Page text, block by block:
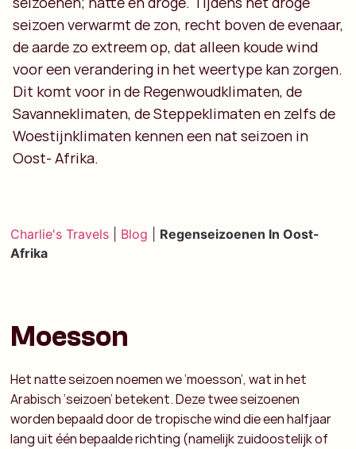
seizoen verwarmt de zon, recht boven de evenaar,
de aarde zo extreem op, dat alleen koude wind
voor een verandering in het weertype kan zorgen.
Dit komt voor in de Regenwoudklimaten, de
Savanneklimaten, de Steppeklimaten en zelfs de
Woestijnklimaten kennen een nat seizoen in
Oost- Afrika.
Charlie's Travels Blog
Regenseizoenen In Oost-
Afrika
Moesson
Het natte seizoen noemen we ‘moesson’, wat in het
Arabisch ‘seizoen’ betekent. Deze twee seizoenen
worden bepaald door de tropische wind die een halfjaar
lang uit één bepaalde richting (namelijk zuidoostelijk of